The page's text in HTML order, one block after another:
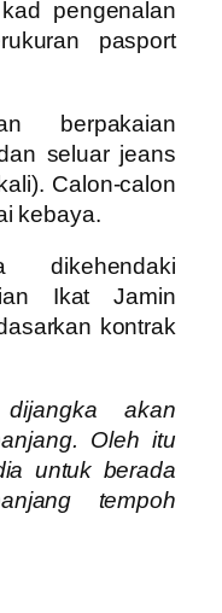
pengenalan
pasport
berpakaian
seluar jeans
Calon-calon
kebaya.
Ikat Jamin
kontrak
akan
Oleh itu
untuk berada
tempoh